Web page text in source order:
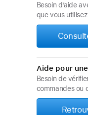
Besoin d’aide
que vous
Aide pour
Besoin de
commandes ou